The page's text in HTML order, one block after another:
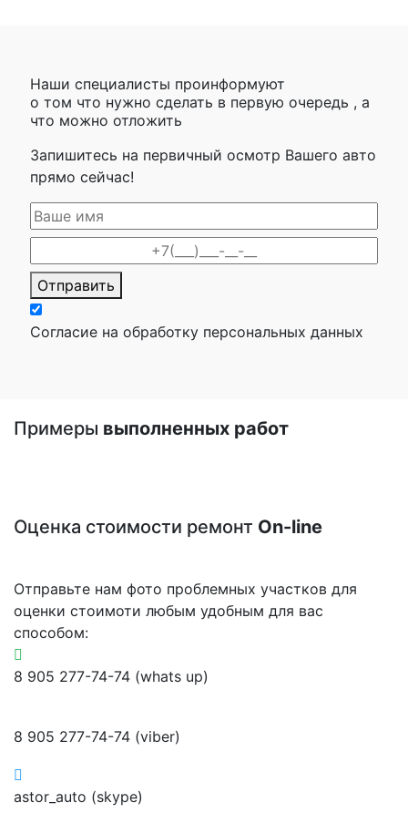
Наши специалисты проинформуют
о том что нужно сделать в первую очередь , а
что можно отложить
Запишитесь на первичный осмотр Вашего авто
прямо сейчас!
Отправить
Согласие на обработку персональных данных
Примеры выполненных работ
Оценка стоимости ремонт On-line
Отправьте нам фото проблемных участков для
оценки стоимоти любым удобным для вас
способом:
8 905 277-74-74 (whats up)
8 905 277-74-74 (viber)
astor_auto (skype)